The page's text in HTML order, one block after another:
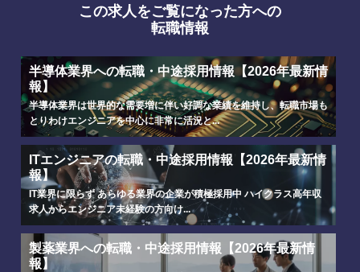
この求人をご覧になった方への
転職情報
半導体業界への転職・中途採用情報【2026年最新情
報】
半導体業界は世界的な需要増に伴い好調な業績を維持し、転職市場も
とりわけエンジニアを中心に非常に活況と...
ITエンジニアの転職・中途採用情報【2026年最新情
報】
IT業界に限らず あらゆる業界の企業が積極採用中 ハイクラス高年収
求人からエンジニア未経験の方向け...
製薬業界への転職・中途採用情報【2026年最新情
報】